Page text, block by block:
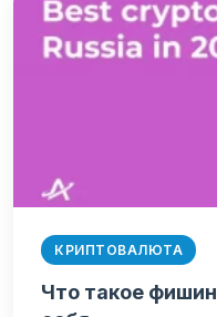
КРИПТОВАЛЮТА
Что такое